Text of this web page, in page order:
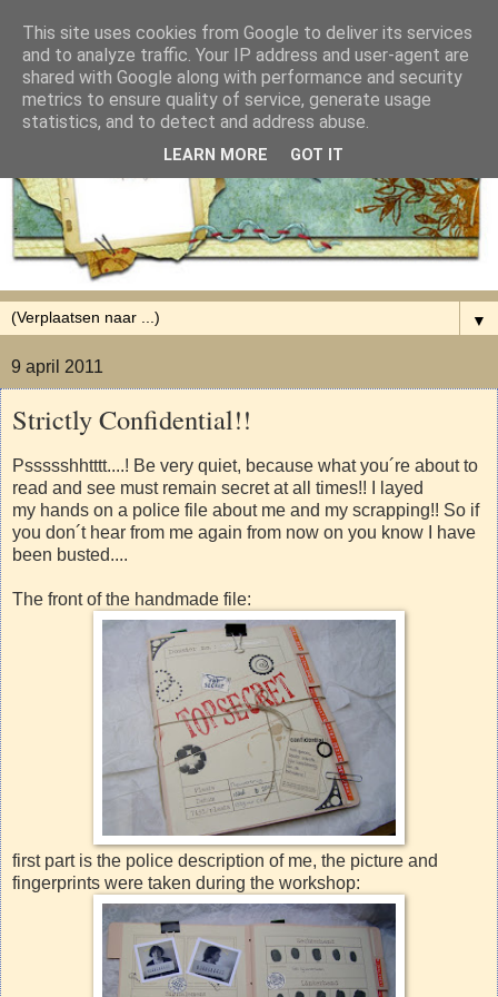
▼
9 april 2011
Strictly Confidential!!
Pssssshhtttt....! Be very quiet, because what you´re about to
read and see must remain secret at all times!! I layed
my hands on a police file about me and my scrapping!! So if
you don´t hear from me again from now on you know I have
been busted....
The front of the handmade file:
first part is the police description of me, the picture and
fingerprints were taken during the workshop:
This site uses cookies from Google to deliver its services
and to analyze traffic. Your IP address and user-agent are
shared with Google along with performance and security
metrics to ensure quality of service, generate usage
statistics, and to detect and address abuse.
LEARN MORE GOT IT